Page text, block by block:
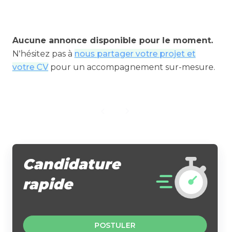
Aucune annonce disponible pour le moment.
N'hésitez pas à nous partager votre projet et
votre CVpour un accompagnement sur-mesure.
Candidature
rapide
POSTULER